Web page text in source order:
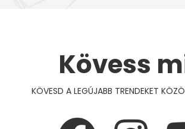
Kövess
KÖVESD A LEGÚJABB TRENDEKET